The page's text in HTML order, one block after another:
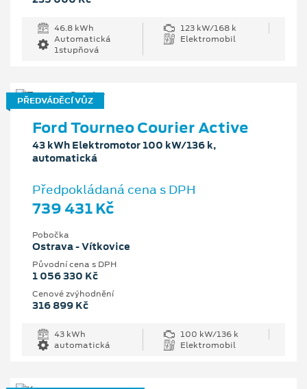
46.8 kWh
123 kW/168 k
Automatická
1stupňová
Elektromobil
PŘEDVÁDĚCÍ VŮZ
Ford Tourneo Courier Active
43 kWh Elektromotor 100 kW/136 k,
automatická
Předpokládaná cena s DPH
739 431 Kč
Pobočka
Ostrava - Vítkovice
Původní cena s DPH
1 056 330 Kč
Cenové zvýhodnění
316 899 Kč
43 kWh
100 kW/136 k
automatická
Elektromobil